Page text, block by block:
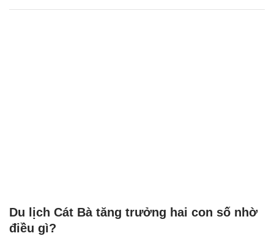
Du lịch Cát Bà tăng trưởng hai con số nhờ
điều gì?